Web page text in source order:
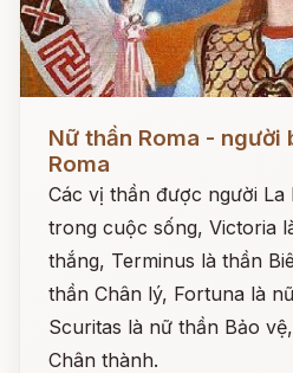
Nữ thần Roma - người
Roma
Các vị thần được người
trong cuộc sống, Victoria
thắng, Terminus là thần
thần Chân lý, Fortuna là
Scuritas là nữ thần Bảo
Chân thành.